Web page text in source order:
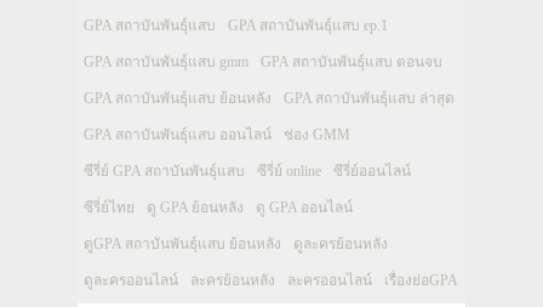
GPA สถาบันพันธุ์แสบ GPA สถาบันพันธุ์แสบ ep.1
GPA สถาบันพันธุ์แสบ gmm GPA สถาบันพันธุ์แสบ ตอนจบ
GPA สถาบันพันธุ์แสบ ย้อนหลัง GPA สถาบันพันธุ์แสบ ล่าสุด
GPA สถาบันพันธุ์แสบ ออนไลน์ ช่อง GMM
ซีรี่ย์ GPA สถาบันพันธุ์แสบ ซีรี่ย์ online ซีรี่ย์ออนไลน์
ซีรี่ย์ไทย ดู GPA ย้อนหลัง ดู GPA ออนไลน์
ดูGPA สถาบันพันธุ์แสบ ย้อนหลัง ดูละครย้อนหลัง
ดูละครออนไลน์ ละครย้อนหลัง ละครออนไลน์ เรื่องย่อGPA